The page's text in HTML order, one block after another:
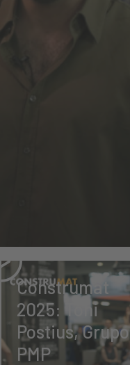
Construmat
2025: Toni
Postius, Grupo
PMP